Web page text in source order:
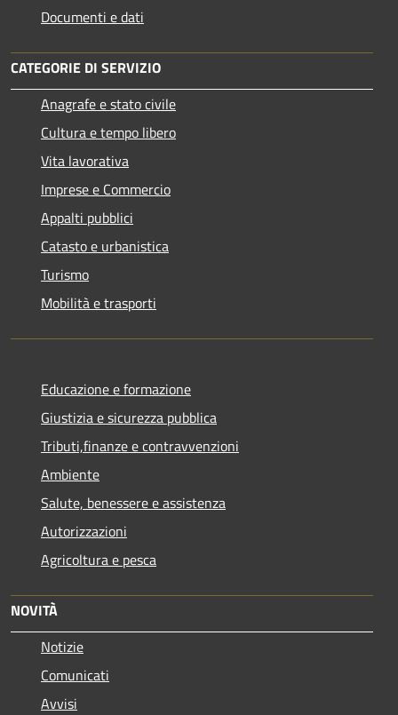
Documenti e dati
CATEGORIE DI SERVIZIO
Anagrafe e stato civile
Cultura e tempo libero
Vita lavorativa
Imprese e Commercio
Appalti pubblici
Catasto e urbanistica
Turismo
Mobilità e trasporti
Educazione e formazione
Giustizia e sicurezza pubblica
Tributi,finanze e contravvenzioni
Ambiente
Salute, benessere e assistenza
Autorizzazioni
Agricoltura e pesca
NOVITÀ
Notizie
Comunicati
Avvisi